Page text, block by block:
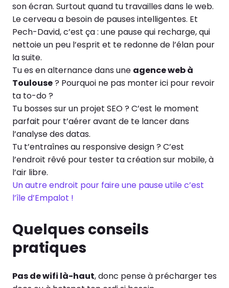
son écran. Surtout quand tu travailles dans le web.
Le cerveau a besoin de pauses intelligentes. Et
Pech-David, c’est ça : une pause qui recharge, qui
nettoie un peu l’esprit et te redonne de l’élan pour
la suite.
Tu es en alternance dans une agence web à
Toulouse? Pourquoi ne pas monter ici pour revoir
ta to-do ?
Tu bosses sur un projet SEO ? C’est le moment
parfait pour t’aérer avant de te lancer dans
l’analyse des datas.
Tu t’entraînes au responsive design ? C’est
l’endroit rêvé pour tester ta création sur mobile, à
l’air libre.
Un autre endroit pour faire une pause utile c’est
l’île d’Empalot !
Quelques conseils
pratiques
Pas de wifi là-haut, donc pense à précharger tes